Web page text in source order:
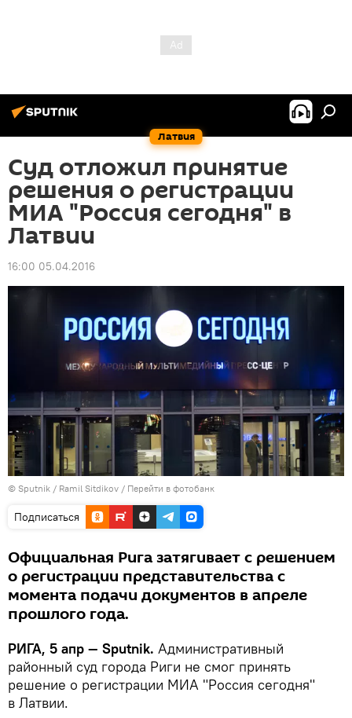
Латвия
Суд отложил принятие
решения о регистрации
МИА "Россия сегодня" в
Латвии
16:00 05.04.2016
© Sputnik / Ramil Sitdikov / Перейти в фотобанк
Подписаться
Официальная Рига затягивает с решением
о регистрации представительства с
момента подачи документов в апреле
прошлого года.
РИГА, 5 апр — Sputnik. Административный
районный суд города Риги не смог принять
решение о регистрации МИА "Россия сегодня"
в Латвии.